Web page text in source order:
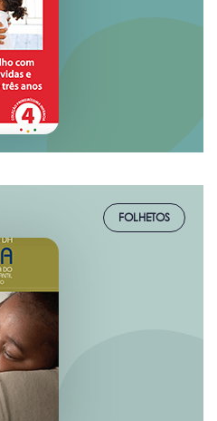
FOLHETOS